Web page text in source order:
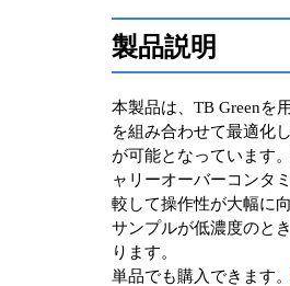
製品説明
本製品は、TB Greenを
を組み合わせて最適化
が可能となっています
ャリーオーバーコンタ
較して操作性が大幅に
サンプルが低濃度のと
ります。
単品でも購⼊できます。